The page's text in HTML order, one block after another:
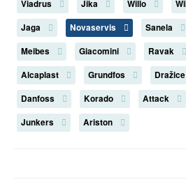
Viadrus
Jika Willo
Jaga
Novaservis Sanela
Meibes
Giacomini Ravak
Alcaplast
Grundfos Dražice
Danfoss
Korado Attack
Junkers
Ariston